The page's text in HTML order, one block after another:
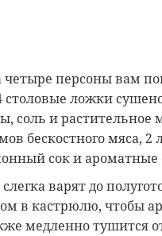
персоны вам
столовые ложки
соль и растительное
бескостного мяса, 2
сок и ароматные
варят до
в кастрюлю, чтобы
медленно тушится